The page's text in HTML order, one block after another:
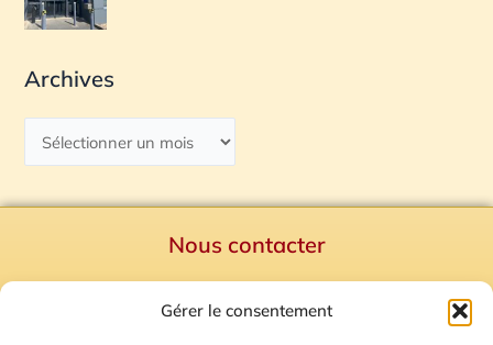
Gérer le consentement
Archives
Nous contacter